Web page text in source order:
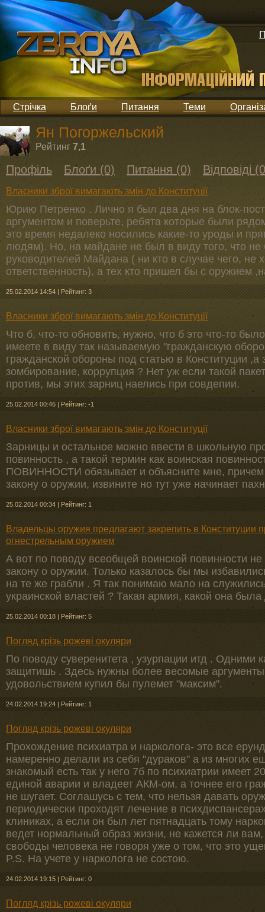
Стрічка Блоґи Питання Теми
Ян Погоржельский
Рейтинг 7,1
Профіль Блоґи (0) Питання (0) Відповіді
Власники зброї вимагають змін до Конституції
Юрию Петренко . Лично я был два дня на блок-
аргументом и поверьте, ребята которые были
это время недалеко носились какие-то уроды и
людям). Но, на майдане не был в виду того, что
руководителей Майдана ( ни кто в случае чего, не
ответственность), а тех кто пришел бы с оружием
25.02.2014 14:54 | Рейтинг: 3
Власники зброї вимагають змін до Конституції
Что б, что-то обновить, нужно, что б это что-то
имеете в виду так называемую "гражданскую
гражданской обороны под статью в Конституции ,а
зомбирование, коррупция ? Нет уж если такой
против, мы этих зарниц наелись при совдепии.
25.02.2014 00:46 | Рейтинг: -1
Власники зброї вимагають змін до Конституції
Зарницы и остальное можно ввести в школьную
повинность , а такой термин как воинская
ПОВИННОСТИ обязывает и объясните мне, причем
закону о оружии, извините но тут уже начинает
25.02.2014 00:34 | Рейтинг: 1
Владельцы оружия предлагают закрепить в Конституции
огнестрельным оружием
А вот по поводу всеобщей воинской повинности не
закону о оружии. Только казалось бы мы
на те же грабли . Я так понимаю мало на
украинской властей ? Такая армия, какой она
25.02.2014 00:18 | Рейтинг: 5
Погляд крізь рожеві окуляри
По поводу суверенитета , узурпации итд . Одними
защитишь . Здесь нужны более весомые
удовольствием купил бы пулемет "максим".
24.02.2014 19:24 | Рейтинг: 1
Погляд крізь рожеві окуляри
Прохождение психиатра и нарколога- это все
намеренно делали из себя "дураков" а из многих
знакомый есть так у него 7б по психиатрии имеет
единой аварии и владеет АКМ-ом, а точнее его
не шугает. Соглашусь с тем, что нельзя давать
периодически проходят лечение в
клиниках, а если он был лет пятнадцать тому
ведет нормальный образ жизни, не кажется ли
свободы человека не говоря уже о том, что это
P.S. На учете у нарколога не состою.
24.02.2014 19:15 | Рейтинг: 0
Погляд крізь рожеві окуляри